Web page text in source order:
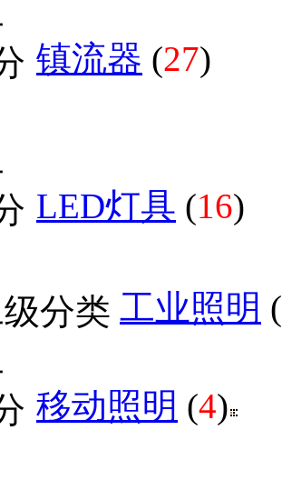
镇流器 (27)
LED灯具 (16)
工业照明 (
移动照明 (4)